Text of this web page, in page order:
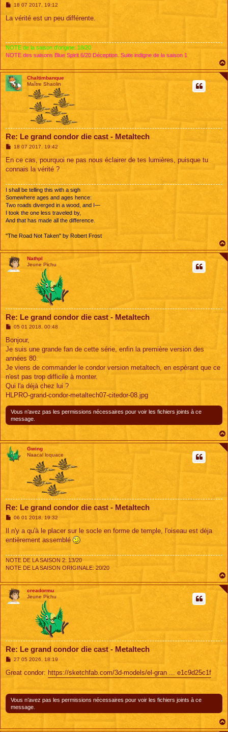
M
s
18 07 2017, 19:12
La vérité est un peu différente.
NOTE de la saison d'origine: 18/20
NOTE des saisons Blue Spirit 6/20 Déception. Suite indigne de la saison 1
Chaltimbanque
Maître Shaolin
Re: Le grand condor die cast - Metaltech
M
s
a
18 07 2017, 19:42
En ce cas, pourquoi ne pas nous éclairer de tes lumières, puisque tu
connais la vérité ?
I shall be telling this with a sigh
Somewhere ages and ages hence:
Two roads diverged in a wood, and I—
I took the one less traveled by,
And that has made all the difference.
"The Road Not Taken" by Robert Frost
Nathpl
Jeune Pichu
Re: Le grand condor die cast - Metaltech
M
s
a
g
05 01 2018, 00:48
Bonjour,
Je suis une grande fan de cette série, enfin la première version des
années 80.
Je viens de commander le condor version metaltech, en espérant que ce
n'est pas trop difficile à monter.
Qui l'a déjà chez lui ?
HLPRO-grand-condor-metaltech07-citedor-08.jpg
Vous n’avez pas les permissions nécessaires pour voir les fichiers joints à ce
message.
Gwing
Naacal loquace
Re: Le grand condor die cast - Metaltech
M
s
a
06 01 2018, 19:32
Il n'y a qu'à le placer sur le socle en forme de temple, l'oiseau est déja
entièrement assemblé
NOTE DE LA SAISON 2: 13/20
NOTE DE LA SAISON ORIGINALE: 20/20
creadormu
Jeune Pichu
Re: Le grand condor die cast - Metaltech
M
s
e
27 05 2026, 18:19
Great condor: https://sketchfab.com/3d-models/el-gran ... e1c9d25c1f
Vous n’avez pas les permissions nécessaires pour voir les fichiers joints à ce
message.